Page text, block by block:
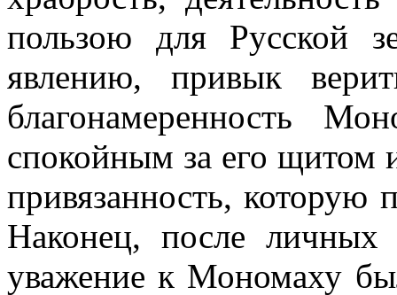
пользою для Русской
явлению, привык
благонамеренность
спокойным за его щитом
привязанность, которую
Наконец, после личных
уважение к Мономаху